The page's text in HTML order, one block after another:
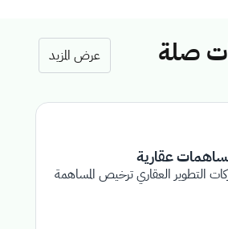
صلة عرض المزيد
عقارية
التطوير العقاري ترخيص المساهمة